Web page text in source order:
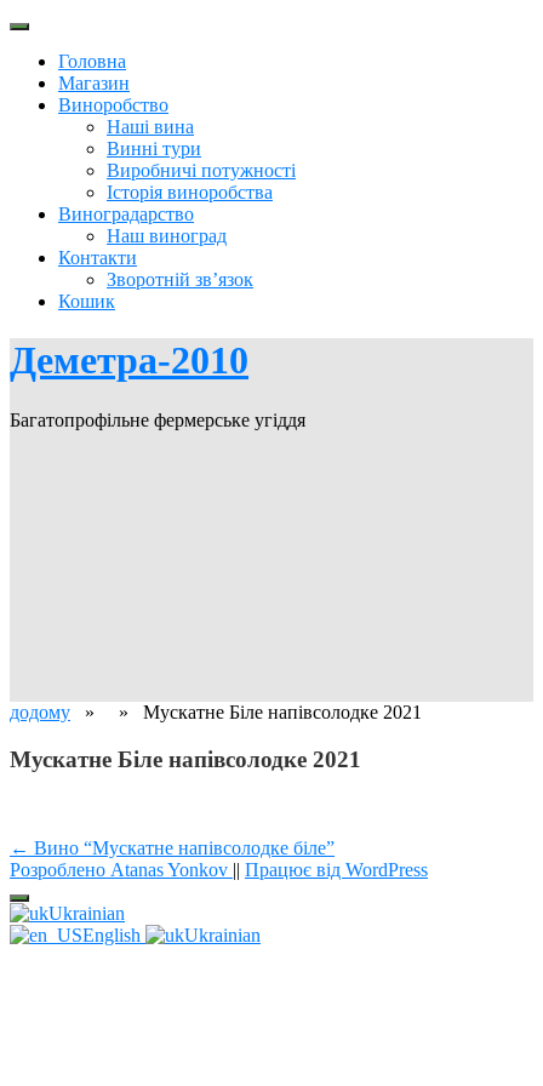
Перейти
вмістуГоловна
Магазин
Виноробство
Наші вина
Винні тури
Виробничі потужності
Історія виноробства
Виноградарство
Наш виноград
Контакти
Зворотній зв’язок
Кошик
Деметра-2010
Багатопрофільне фермерське угіддя
додому » » Мускатне Біле напівсолодке 2021
Мускатне Біле напівсолодке 2021
Навігація
записів
← Вино “Мускатне напівсолодке біле”
Розроблено Atanas Yonkov || Працює від WordPress
Ukrainian
English
Ukrainian